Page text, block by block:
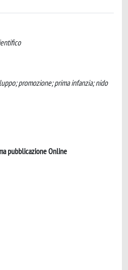
promozione; prima infanzia; nido
pubblicazione Online